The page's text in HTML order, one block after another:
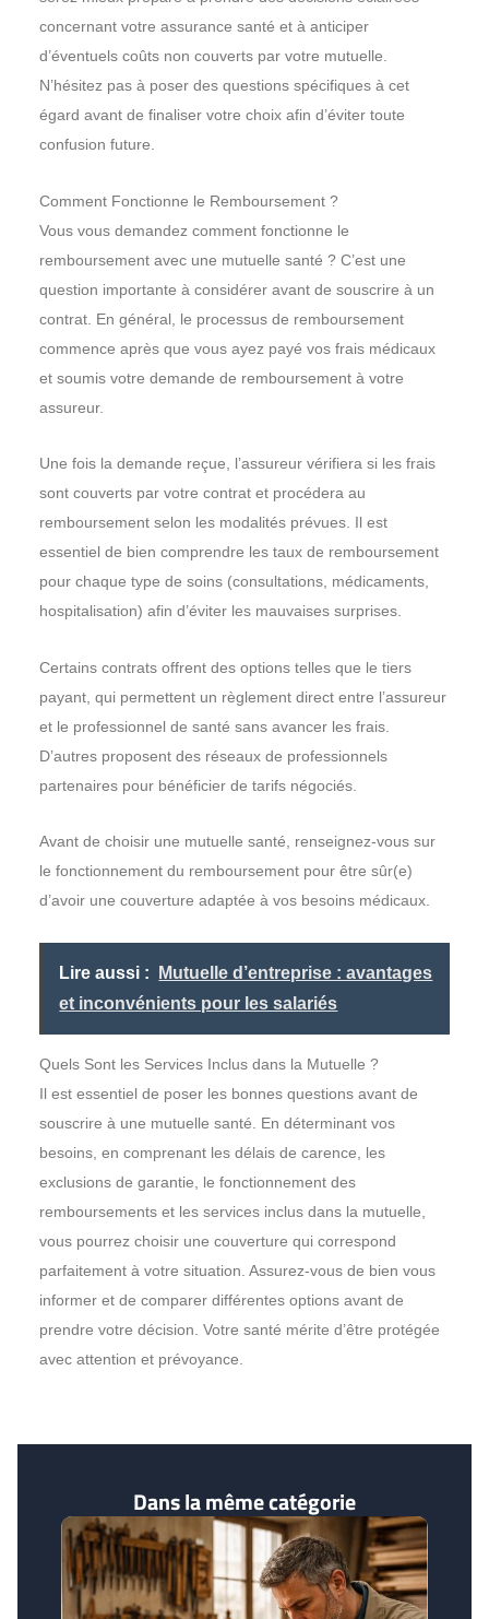
concernant votre assurance santé et à anticiper
d’éventuels coûts non couverts par votre mutuelle.
N’hésitez pas à poser des questions spécifiques à cet
égard avant de finaliser votre choix afin d’éviter toute
confusion future.
Comment Fonctionne le Remboursement ?
Vous vous demandez comment fonctionne le
remboursement avec une mutuelle santé ? C’est une
question importante à considérer avant de souscrire à un
contrat. En général, le processus de remboursement
commence après que vous ayez payé vos frais médicaux
et soumis votre demande de remboursement à votre
assureur.
Une fois la demande reçue, l’assureur vérifiera si les frais
sont couverts par votre contrat et procédera au
remboursement selon les modalités prévues. Il est
essentiel de bien comprendre les taux de remboursement
pour chaque type de soins (consultations, médicaments,
hospitalisation) afin d’éviter les mauvaises surprises.
Certains contrats offrent des options telles que le tiers
payant, qui permettent un règlement direct entre l’assureur
et le professionnel de santé sans avancer les frais.
D’autres proposent des réseaux de professionnels
partenaires pour bénéficier de tarifs négociés.
Avant de choisir une mutuelle santé, renseignez-vous sur
le fonctionnement du remboursement pour être sûr(e)
d’avoir une couverture adaptée à vos besoins médicaux.
Lire aussi :
Mutuelle d’entreprise : avantages
et inconvénients pour les salariés
Quels Sont les Services Inclus dans la Mutuelle ?
Il est essentiel de poser les bonnes questions avant de
souscrire à une mutuelle santé. En déterminant vos
besoins, en comprenant les délais de carence, les
exclusions de garantie, le fonctionnement des
remboursements et les services inclus dans la mutuelle,
vous pourrez choisir une couverture qui correspond
parfaitement à votre situation. Assurez-vous de bien vous
informer et de comparer différentes options avant de
prendre votre décision. Votre santé mérite d’être protégée
avec attention et prévoyance.
Dans la même catégorie